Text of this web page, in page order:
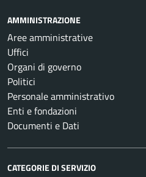
AMMINISTRAZIONE
Aree amministrative
Uffici
Organi di governo
Politici
Personale amministrativo
Enti e fondazioni
Documenti e Dati
CATEGORIE DI SERVIZIO